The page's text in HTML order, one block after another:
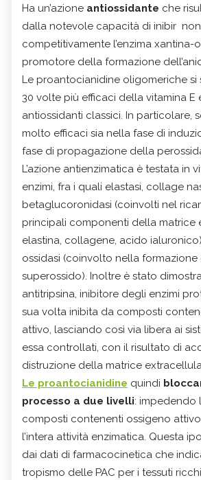
Ha un’azione antiossidante che
dalla notevole capacità di inibir non
competitivamente l’enzima xantina-
promotore della formazione
Le proantocianidine oligomeriche
30 volte più efficaci della vitamina E
antiossidanti classici. In particolare,
molto efficaci sia nella fase di
fase di propagazione della
L’azione antienzimatica è testata in
enzimi, fra i quali elastasi, collage
betaglucoronidasi (coinvolti nel
principali componenti della matrice
elastina, collagene, acido
ossidasi (coinvolto nella formazione
superossido). Inoltre è stato
antitripsina, inibitore degli enzimi
sua volta inibita da composti
attivo, lasciando così via libera ai
essa controllati, con il risultato di
distruzione della matrice
Le proantocianidine quindi
processo a due livelli: impedendo
composti contenenti ossigeno
l’intera attività enzimatica. Questa
dai dati di farmacocinetica che
tropismo delle PAC per i tessuti